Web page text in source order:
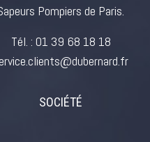
Pompiers de Paris.
Tél. : 01 39 68 18 18
SOCIÉTÉ